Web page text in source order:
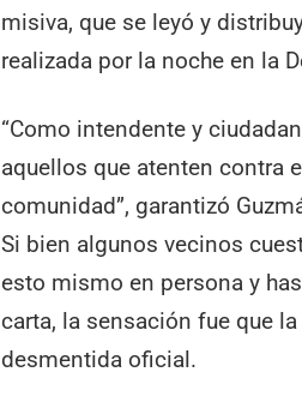
misiva, que se leyó y
realizada por la noche en la
“Como intendente y
aquellos que atenten contra
comunidad”, garantizó
Si bien algunos vecinos
esto mismo en persona y
carta, la sensación fue que
desmentida oficial.